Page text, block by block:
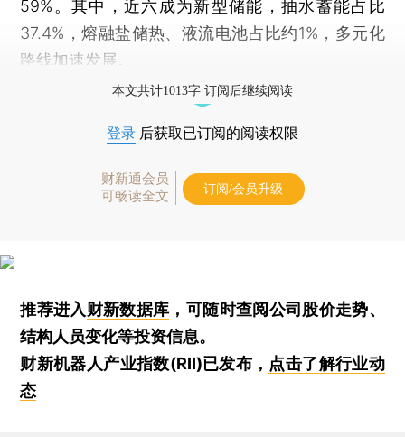
59%。其中，近六成为新型储能，抽水蓄能占比
37.4%，熔融盐储热、液流电池占比约1%，多元化
路线加速发展。
本文共计1013字 订阅后继续阅读
登录 后获取已订阅的阅读权限
财新通会员
可畅读全文
订阅/会员升级
推荐进入财新数据库 ，可随时查阅公司股价走势、
结构人员变化等投资信息。
财新机器人产业指数(RII)已发布， 点击了解行业动
态